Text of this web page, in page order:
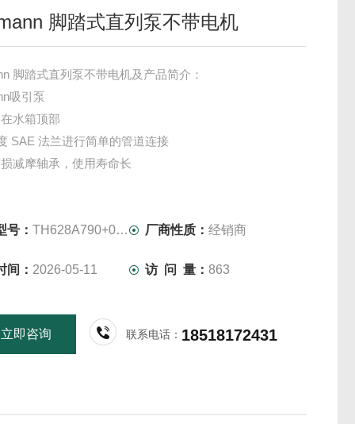
脚踏式直列泵不带电机
脚踏式直列泵不带电机及产品简介：
吸引泵
水箱顶部
SAE 法兰进行简单的管道连接
减摩轴承，使用寿命长
号： TH628A790+001 厂商性质：经销商
间： 2026-05-11 访 问 量：863
立即咨询 联系电话： 18518172431